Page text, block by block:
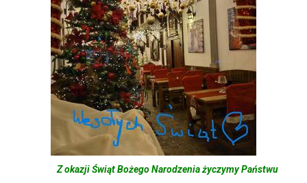
Z okazji Świąt Bożego Narodzenia życzymy Państwu